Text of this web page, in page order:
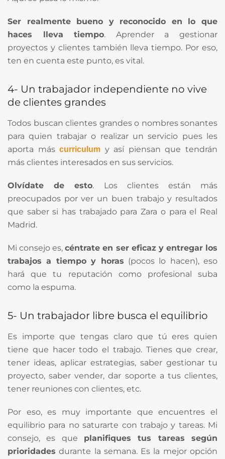
Ser realmente bueno y reconocido en lo que
haces lleva tiempo. Aprender a gestionar
proyectos y clientes también lleva tiempo. Por eso,
ten en cuenta este punto, es vital.
4- Un trabajador independiente no vive
de clientes grandes
Todos buscan clientes grandes o nombres sonantes
para quien trabajar o realizar un servicio pues les
aporta máscurriculum y así piensan que tendrán
más clientes interesados en sus servicios.
Olvídate de esto. Los clientes están más
preocupados por ver un buen trabajo y resultados
que saber si has trabajado para Zara o para el Real
Madrid.
Mi consejo es,céntrate en ser eficaz y entregar los
trabajos a tiempo y horas (pocos lo hacen), eso
hará que tu reputación como profesional suba
como la espuma.
5- Un trabajador libre busca el equilibrio
Es importe que tengas claro que tú eres quien
tiene que hacer todo el trabajo. Tienes que crear,
tener ideas, aplicar estrategias, saber gestionar tu
proyecto, saber vender, dar soporte a tus clientes,
tener reuniones con clientes, etc.
Por eso, es muy importante que encuentres el
equilibrio para no saturarte con trabajo y tareas. Mi
consejo, es que planifiques tus tareas según
prioridades durante la semana. Es la mejor opción